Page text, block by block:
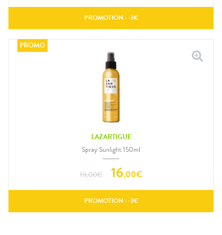
PROMOTION : -3€
LAZARTIGUE
Spray Sunlight 150ml
19,00€ 16,00€
PROMOTION : -3€